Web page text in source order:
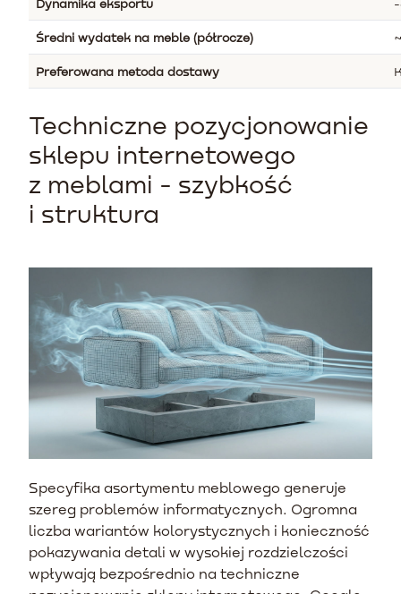
Średni wydatek na meble (półrocze)
Preferowana metoda dostawy
Techniczne pozycjonowanie
sklepu internetowego
z meblami - szybkość
i struktura
Specyfika asortymentu meblowego generuje
szereg problemów informatycznych. Ogromna
liczba wariantów kolorystycznych i konieczność
pokazywania detali w wysokiej rozdzielczości
wpływają bezpośrednio na techniczne